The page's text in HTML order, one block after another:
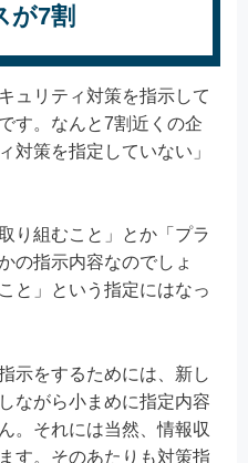
が7割
ュリティ対策を指示して
す。なんと7割近くの企
対策を指定していない」
り組むこと」とか「プラ
の指示内容なのでしょ
と」という指定にはなっ
示をするためには、新し
ながら小まめに指定内容
。それには当然、情報収
す。そのあたりも対策指